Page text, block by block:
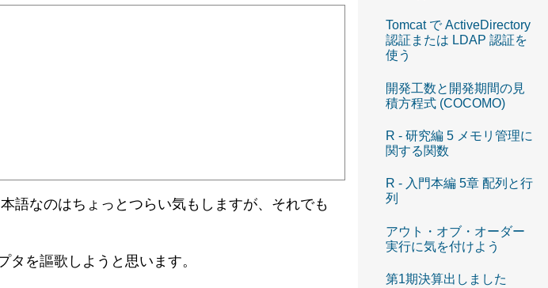
語なのはちょっとつらい気もしますが、それでも
を謳歌しようと思います。
Tomcat で ActiveDirectory
認証または LDAP 認証を
使う
開発工数と開発期間の見
積方程式 (COCOMO)
R - 研究編 5 メモリ管理に
関する関数
R - 入門本編 5章 配列と行
列
アウト・オブ・オーダー
実行に気を付けよう
第1期決算出しました